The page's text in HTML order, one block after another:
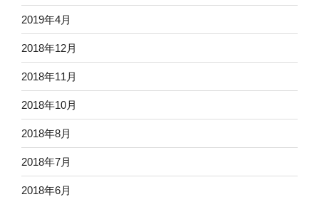
2019年4月
2018年12月
2018年11月
2018年10月
2018年8月
2018年7月
2018年6月